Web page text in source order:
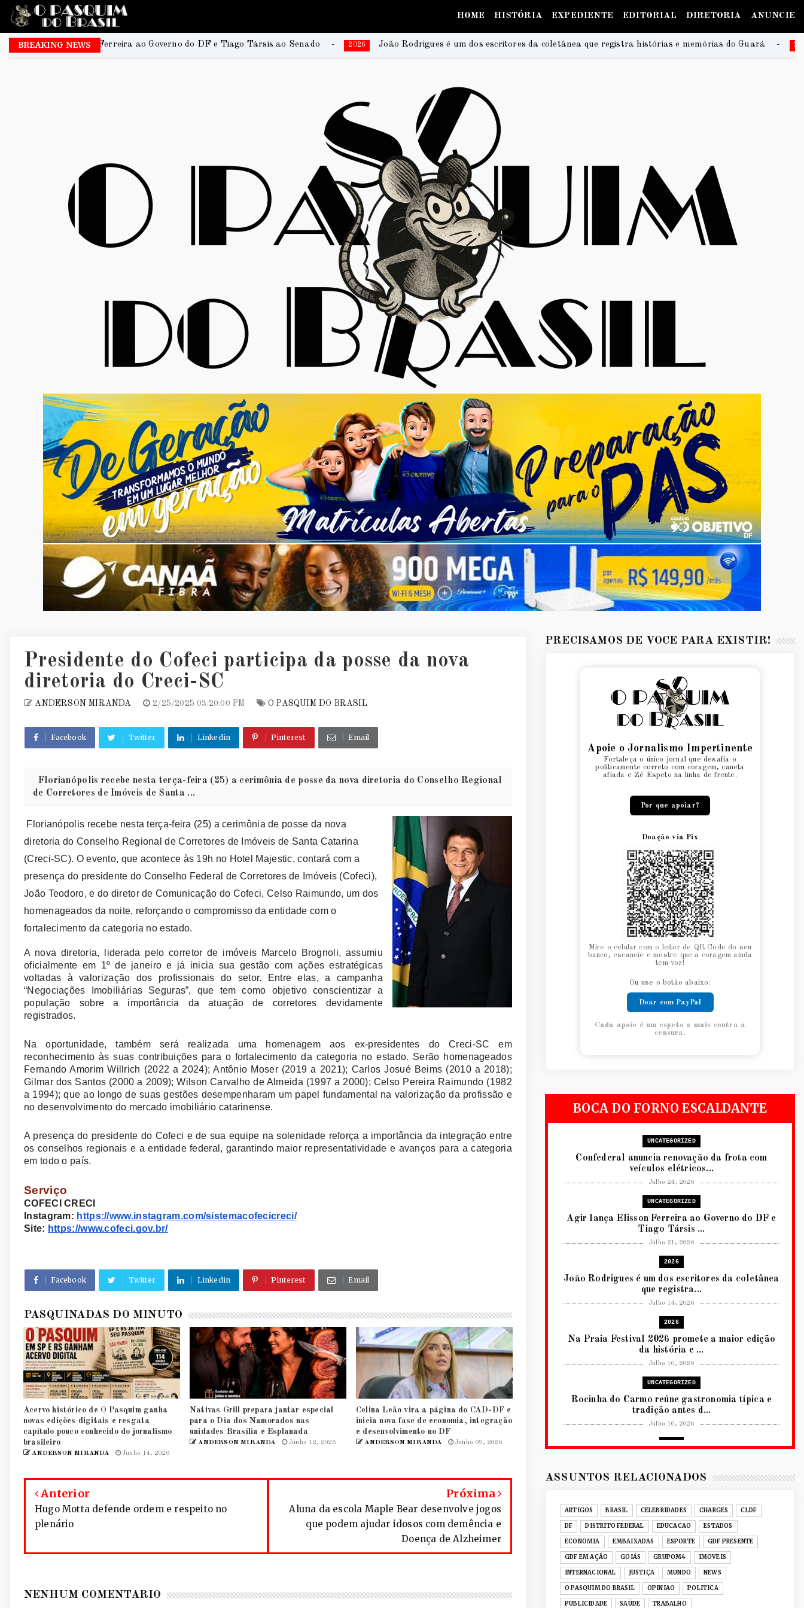
HOME HISTÓRIA EXPEDIENTE EDITORIAL DIRETORIA ANUNCIE
BREAKING NEWS
ao Governo do DF e Tiago Társis ao Senado 2026 João Rodrigues é um dos escritores da coletânea que registra histórias e memórias do Guará 2026 Na Praia Festival
Presidente do Cofeci participa da posse da nova
diretoria do Creci-SC
ANDERSON MIRANDA 2/25/2025 03:20:00 PM O PASQUIM DO BRASIL
Facebook Twitter Linkedin Pinterest Email
Florianópolis recebe nesta terça-feira (25) a cerimônia de posse da nova diretoria do Conselho Regional
de Corretores de Imóveis de Santa ...
Florianópolis recebe nesta terça-feira (25) a cerimônia de posse da nova
diretoria do Conselho Regional de Corretores de Imóveis de Santa Catarina
(Creci-SC). O evento, que acontece às 19h no Hotel Majestic, contará com a
presença do presidente do Conselho Federal de Corretores de Imóveis (Cofeci),
João Teodoro, e do diretor de Comunicação do Cofeci, Celso Raimundo, um dos
homenageados da noite, reforçando o compromisso da entidade com o
fortalecimento da categoria no estado.
A nova diretoria, liderada pelo corretor de imóveis Marcelo Brognoli, assumiu
oficialmente em 1º de janeiro e já inicia sua gestão com ações estratégicas
voltadas à valorização dos profissionais do setor. Entre elas, a campanha
“Negociações Imobiliárias Seguras”, que tem como objetivo conscientizar a
população sobre a importância da atuação de corretores devidamente
registrados.
Na oportunidade, também será realizada uma homenagem aos ex-presidentes do Creci-SC em
reconhecimento às suas contribuições para o fortalecimento da categoria no estado. Serão homenageados
Fernando Amorim Willrich (2022 a 2024); Antônio Moser (2019 a 2021); Carlos Josué Beims (2010 a 2018);
Gilmar dos Santos (2000 a 2009); Wilson Carvalho de Almeida (1997 a 2000); Celso Pereira Raimundo (1982
a 1994); que ao longo de suas gestões desempenharam um papel fundamental na valorização da profissão e
no desenvolvimento do mercado imobiliário catarinense.
A presença do presidente do Cofeci e de sua equipe na solenidade reforça a importância da integração entre
os conselhos regionais e a entidade federal, garantindo maior representatividade e avanços para a categoria
em todo o país.
Serviço
COFECI CRECI
Instagram: https://www.instagram.com/sistemacofecicreci/
Site: https://www.cofeci.gov.br/
Facebook Twitter Linkedin Pinterest Email
PASQUINADAS DO MINUTO
Acervo histórico de O Pasquim ganha
novas edições digitais e resgata
capítulo pouco conhecido do jornalismo
brasileiro
ANDERSON MIRANDA Junho 14, 2026
Nativas Grill prepara jantar especial
para o Dia dos Namorados nas
unidades Brasília e Esplanada
ANDERSON MIRANDA Junho 12, 2026
Celina Leão vira a página do CAD-DF e
inicia nova fase de economia, integração
e desenvolvimento no DF
ANDERSON MIRANDA Junho 09, 2026
Anterior
Hugo Motta defende ordem e respeito no
plenário
Próxima
Aluna da escola Maple Bear desenvolve jogos
que podem ajudar idosos com demência e
Doença de Alzheimer
NENHUM COMENTÁRIO
PRECISAMOS DE VOCÊ PARA EXISTIR!
Apoie o Jornalismo Impertinente
Fortaleça o único jornal que desafia o
politicamente correto com coragem, caneta
afiada e Zé Espeto na linha de frente.
Por que apoiar?
Doação via Pix
Mire o celular com o leitor de QR Code do seu
banco, escaneie e mostre que a coragem ainda
tem voz!
Ou use o botão abaixo:
Doar com PayPal
Cada apoio é um espeto a mais contra a
censura.
BOCA DO FORNO ESCALDANTE
UNCATEGORIZED
Confederal anuncia renovação da frota com
veículos elétricos...
Julho 24, 2026
UNCATEGORIZED
Agir lança Elisson Ferreira ao Governo do DF e
Tiago Társis ...
Julho 21, 2026
2026
João Rodrigues é um dos escritores da coletânea
que registra...
Julho 14, 2026
2026
Na Praia Festival 2026 promete a maior edição
da história e ...
Julho 10, 2026
UNCATEGORIZED
Rocinha do Carmo reúne gastronomia típica e
tradição antes d...
Julho 10, 2026
BRASÍLIA COM CULTURA, DIPLOM...
UNCATEGORIZED
Senac-DF leva oficinas gastronômicas à 33ª
Expochê com recei...
Junho 15, 2026
ACERVO DIGITAL
Acervo histórico de O Pasquim ganha novas
edições digitais e...
Junho 14, 2026
ASSUNTOS RELACIONADOS
ARTIGOS BRASIL CELEBRIDADES CHARGES CLDF
DF DISTRITO FEDERAL EDUCACAO ESTADOS
ECONOMIA EMBAIXADAS ESPORTE GDF PRESENTE
GDF EM AÇÃO GOIÁS GRUPOM4 IMOVEIS
INTERNACIONAL JUSTIÇA MUNDO NEWS
O PASQUIM DO BRASIL OPINIAO POLITICA
PUBLICIDADE SAÚDE TRABALHO